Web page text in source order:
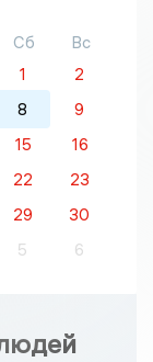
Сб
Вс
1
2
8
9
15
16
22
23
29
30
5 6